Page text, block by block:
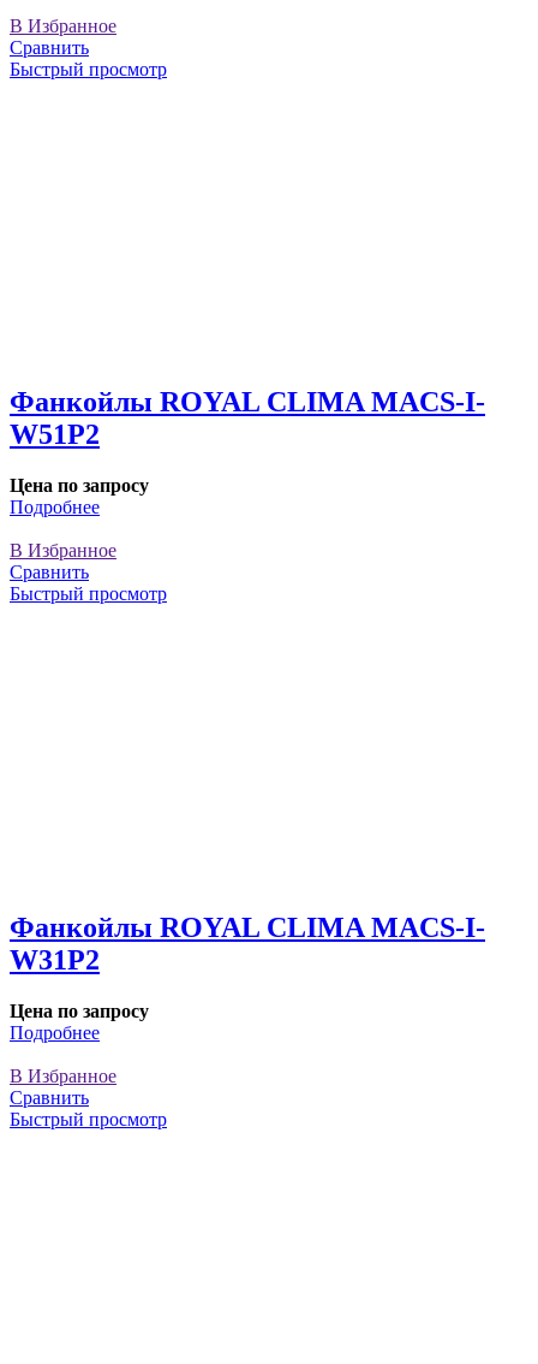
В Избранное
Сравнить
Быстрый просмотр
Фанкойлы ROYAL CLIMA MACS-I-
W51P2
Цена по запросу
Подробнее
В Избранное
Сравнить
Быстрый просмотр
Фанкойлы ROYAL CLIMA MACS-I-
W31P2
Цена по запросу
Подробнее
В Избранное
Сравнить
Быстрый просмотр